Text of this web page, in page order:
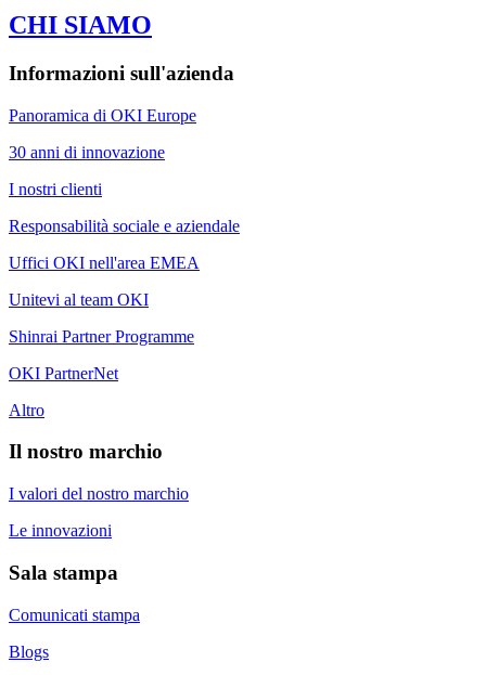
CHI SIAMO
Informazioni sull'azienda
Panoramica di OKI Europe
30 anni di innovazione
I nostri clienti
Responsabilità sociale e aziendale
Uffici OKI nell'area EMEA
Unitevi al team OKI
Shinrai Partner Programme
OKI PartnerNet
Altro
Il nostro marchio
I valori del nostro marchio
Le innovazioni
Sala stampa
Comunicati stampa
Blogs